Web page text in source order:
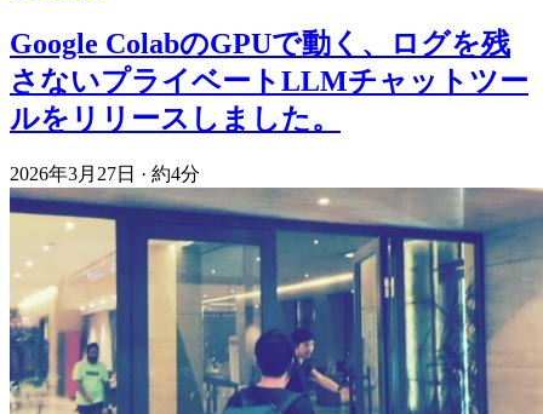
Google ColabのGPUで動く、ログを残
さないプライベートLLMチャットツー
ルをリリースしました。
2026年3月27日 · 約4分